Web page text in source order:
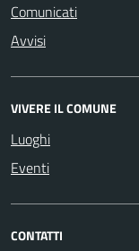
Comunicati
Avvisi
VIVERE IL COMUNE
Luoghi
Eventi
CONTATTI